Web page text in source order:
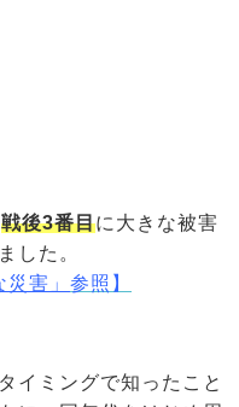
戦後3番目に大きな被害
した。
害」 参照】
イミングで知ったこと